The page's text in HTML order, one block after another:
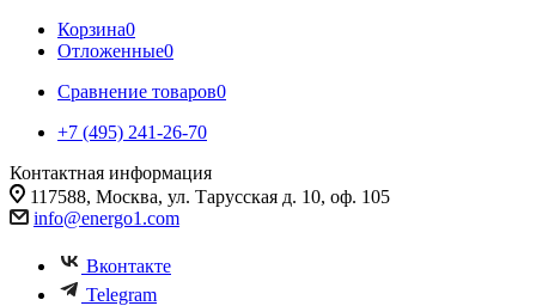
Корзина0
Отложенные0
Сравнение товаров0
+7 (495) 241-26-70
Контактная информация
117588, Москва, ул. Тарусская д. 10, оф. 105
info@energo1.com
Вконтакте
Telegram